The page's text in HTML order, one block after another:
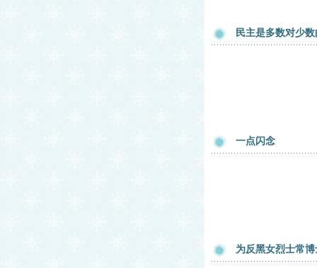
民主是多数对少
一点闪念
为反黑女烈士常